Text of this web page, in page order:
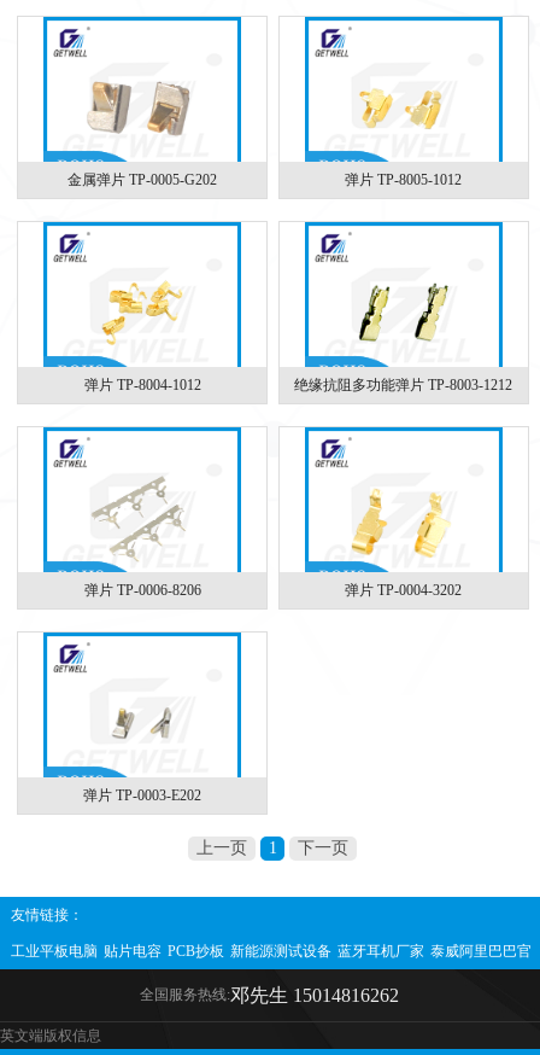
金属弹片 TP-0005-G202 弹片 TP-8005-1012
弹片 TP-8004-1012 绝缘抗阻多功能弹片 TP-8003-1212
弹片 TP-0006-8206 弹片 TP-0004-3202
弹片 TP-0003-E202
上一页 1 下一页
友情链接：
工业平板电脑 贴片电容 PCB抄板 新能源测试设备 蓝牙耳机厂家 泰威阿里巴巴官
直流互感器
全国服务热线:邓先生 15014816262
英文端版权信息